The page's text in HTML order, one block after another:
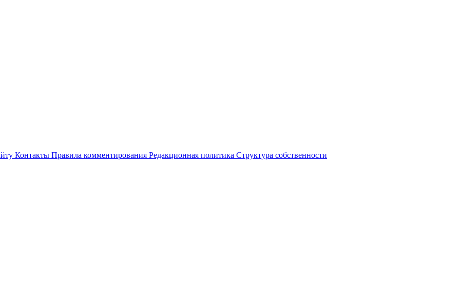
Контакты Правила комментирования Редакционная политика Структура собственности